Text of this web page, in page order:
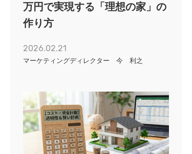
アイワホームとお客様
お知らせ情報
オーナーの皆様
万円で実現する「理想の家」の
作り方
2026.02.21
マーケティングディレクター 今 利之